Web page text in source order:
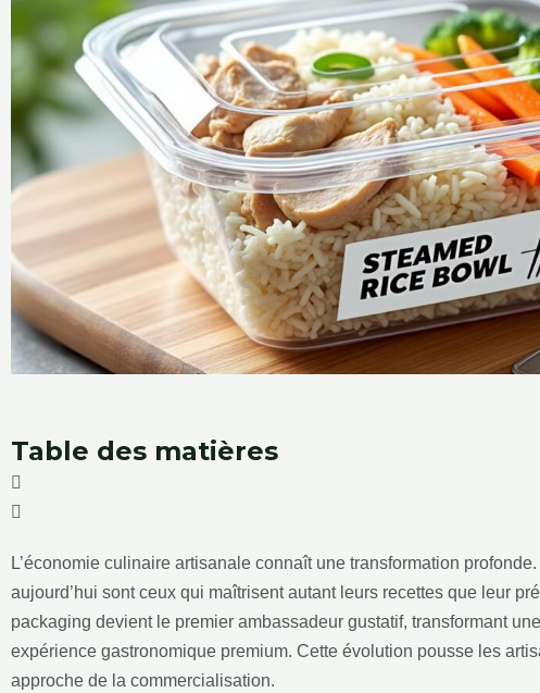
Table des matières
L’économie culinaire artisanale connaît une transformation
aujourd’hui sont ceux qui maîtrisent autant leurs recettes que leur
packaging devient le premier ambassadeur gustatif, transformant
expérience gastronomique premium. Cette évolution pousse les
approche de la commercialisation.